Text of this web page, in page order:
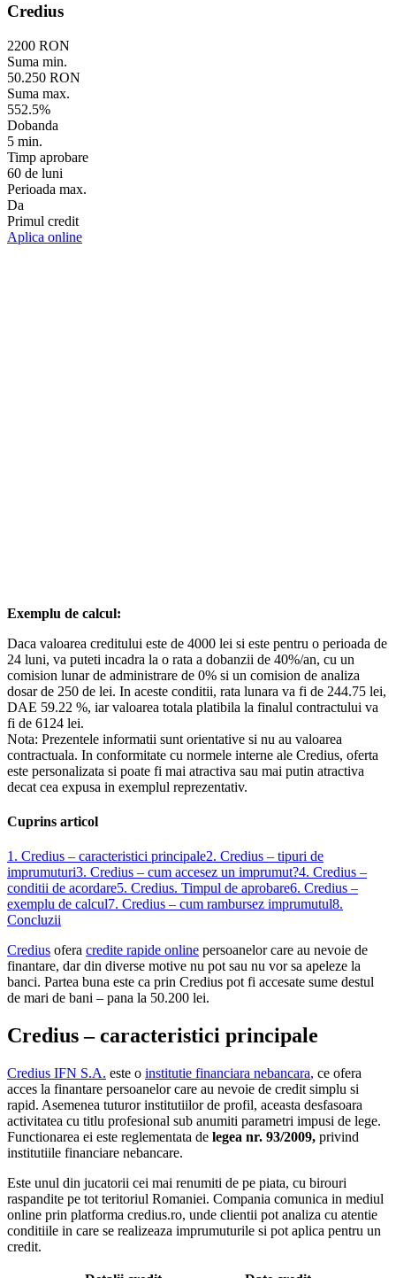
Credius
2200 RON
Suma min.
50.250 RON
Suma max.
552.5%
Dobanda
5 min.
Timp aprobare
60 de luni
Perioada max.
Da
Primul credit
Aplica online
Exemplu de calcul:
Daca valoarea creditului este de 4000 lei si este pentru o perioada de
24 luni, va puteti incadra la o rata a dobanzii de 40%/an, cu un
comision lunar de administrare de 0% si un comision de analiza
dosar de 250 de lei. In aceste conditii, rata lunara va fi de 244.75 lei,
DAE 59.22 %, iar valoarea totala platibila la finalul contractului va
fi de 6124 lei.
Nota: Prezentele informatii sunt orientative si nu au valoarea
contractuala. In conformitate cu normele interne ale Credius, oferta
este personalizata si poate fi mai atractiva sau mai putin atractiva
decat cea expusa in exemplul reprezentativ.
Cuprins articol
1. Credius – caracteristici principale2. Credius – tipuri de
imprumuturi3. Credius – cum accesez un imprumut?4. Credius –
conditii de acordare5. Credius. Timpul de aprobare6. Credius –
exemplu de calcul7. Credius – cum rambursez imprumutul8.
Concluzii
Credius ofera credite rapide online persoanelor care au nevoie de
finantare, dar din diverse motive nu pot sau nu vor sa apeleze la
banci. Partea buna este ca prin Credius pot fi accesate sume destul
de mari de bani – pana la 50.200 lei.
Credius – caracteristici principale
Credius IFN S.A. este o institutie financiara nebancara, ce ofera
acces la finantare persoanelor care au nevoie de credit simplu si
rapid. Asemenea tuturor institutiilor de profil, aceasta desfasoara
activitatea cu titlu profesional sub anumiti parametri impusi de lege.
Functionarea ei este reglementata de legea nr. 93/2009, privind
institutiile financiare nebancare.
Este unul din jucatorii cei mai renumiti de pe piata, cu birouri
raspandite pe tot teritoriul Romaniei. Compania comunica in mediul
online prin platforma credius.ro, unde clientii pot analiza cu atentie
conditiile in care se realizeaza imprumuturile si pot aplica pentru un
credit.